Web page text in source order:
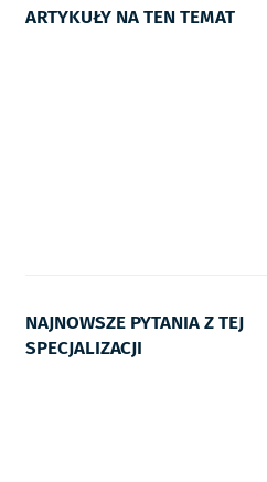
ARTYKUŁY NA TEN TEMAT
NAJNOWSZE PYTANIA Z TEJ
SPECJALIZACJI